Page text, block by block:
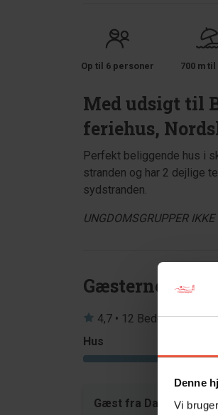
Denne
Vi
Op til 6 personer 700 m til
Med udsigt til
feriehus,
Perfekt beliggende hus i
stranden og har 2 dejlige
sydstranden.
UNGDOMSGRUPPER
Gæsterne siger
4,7 • 12 Bedømmelser
Hus
4,3
Gæst fra Danmark